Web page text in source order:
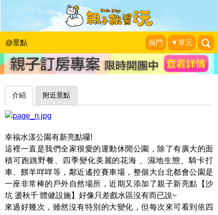
@景點 熱門 ▼單元
攀爬吧孩子！夏天就是盡情揮灑汗水～
三重幸福水漾公園
珍太妃旅遊親子生活|2016-06-19
介紹 附近景點
幸福水漾公園有新亮點囉!
這裡一直是我們全家很愛的運動休閒公園，除了有廣大的面
積可跑跳野餐、四季變化美麗的花海 、濕地生態、騎卡打
車、餵羊咩咩等，鄰近遙控賽車場，整個大台北都會公園是
一座非常棒的戶外自然場所，近期又添加了親子新亮點【沙
坑 盪秋千 體健設施】好像只差戲水區沒有而已說~
來過好幾次，雖然沒有特別的大變化，但每次來可看到依四